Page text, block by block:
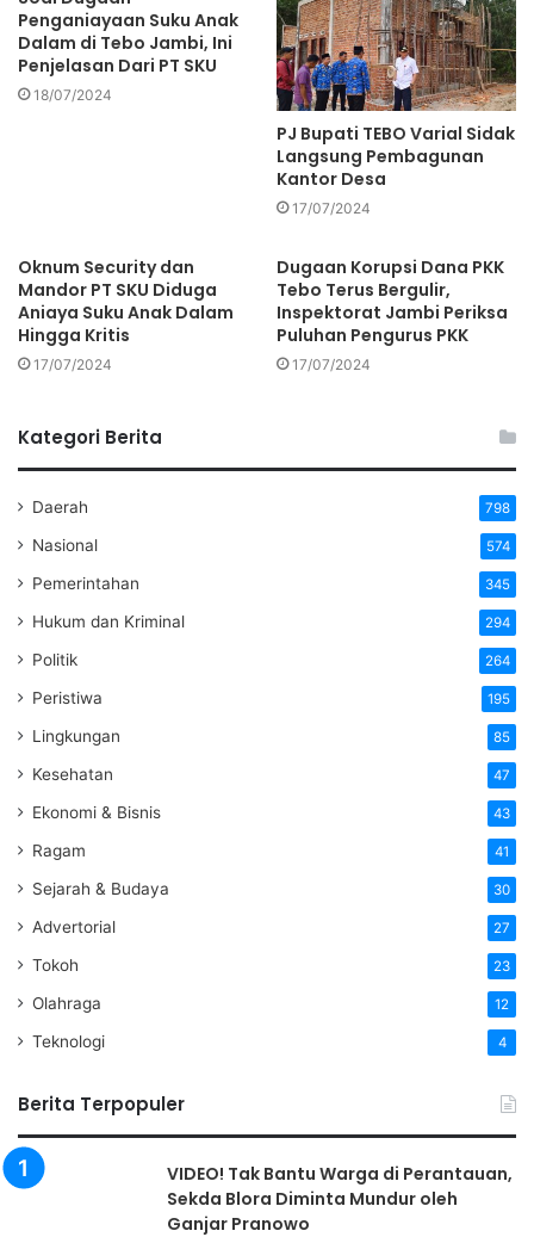
Penganiayaan Suku Anak
Dalam di Tebo Jambi, Ini
Penjelasan Dari PT SKU
18/07/2024
PJ Bupati TEBO Varial Sidak
Langsung Pembagunan
Kantor Desa
17/07/2024
Oknum Security dan
Mandor PT SKU Diduga
Aniaya Suku Anak Dalam
Hingga Kritis
17/07/2024
Dugaan Korupsi Dana PKK
Tebo Terus Bergulir,
Inspektorat Jambi Periksa
Puluhan Pengurus PKK
17/07/2024
Kategori Berita
Daerah 798
Nasional 574
Pemerintahan 345
Hukum dan Kriminal 294
Politik 264
Peristiwa 195
Lingkungan 85
Kesehatan 47
Ekonomi & Bisnis 43
Ragam 41
Sejarah & Budaya 30
Advertorial 27
Tokoh 23
Olahraga 12
Teknologi 4
Berita Terpopuler
VIDEO! Tak Bantu Warga di Perantauan,
Sekda Blora Diminta Mundur oleh
Ganjar Pranowo